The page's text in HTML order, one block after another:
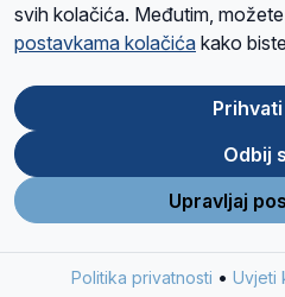
O namaRadio ProgramVolonteri
Ova stranica je zaštićena
Store
Google
Play
svih kolačića. Međutim,
postavkama kolačića kako
Odbij
Upravljaj
Politika privatnosti • Uvjeti